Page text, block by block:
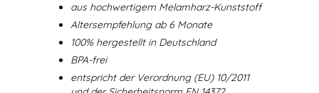
aus hochwertigem Melamharz-Kunststoff
Altersempfehlung ab 6 Monate
100% hergestellt in Deutschland
BPA-frei
entspricht der Verordnung (EU) 10/2011